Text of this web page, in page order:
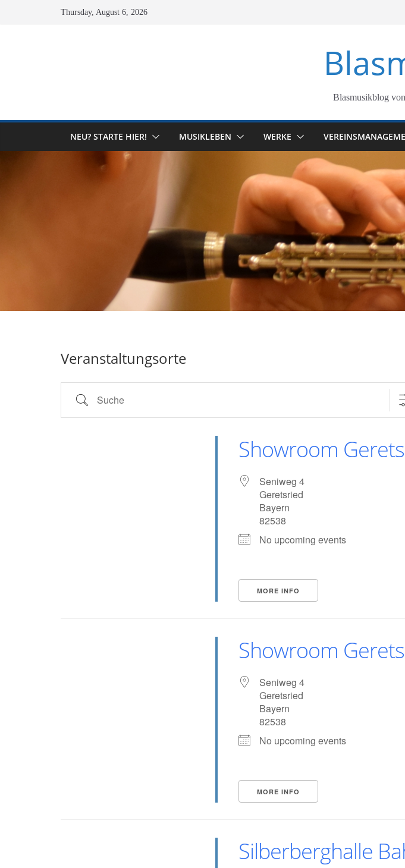
Thursday, August 6, 2026
Blasmusikblog
NEU? STARTE HIER! MUSIKLEBEN WERKE
Veranstaltungsorte
Suche
Showroom
Seniweg 4
Geretsried
Bayern
82538
No upcoming events
MORE INFO
Showroom
Seniweg 4
Geretsried
Bayern
82538
No upcoming events
MORE INFO
Silberberghalle